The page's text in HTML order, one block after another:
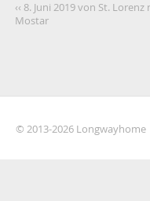
‹‹ 8. Juni 2019 von St.
Mostar
© 2013-2026 Longwayhome